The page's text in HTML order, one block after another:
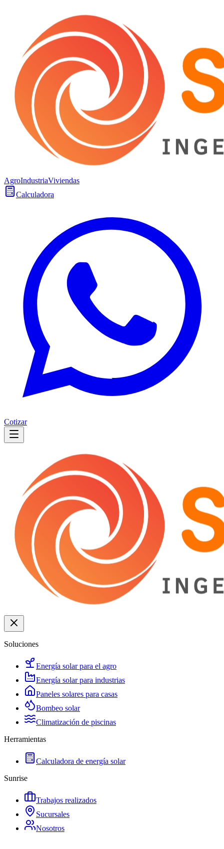
AgroIndustriaViviendas
Calculadora
Cotizar
Soluciones
Energía solar para el agro
Energía solar para industrias
Paneles solares para casas
Bombeo solar
Climatización de piscinas
Herramientas
Calculadora de energía solar
Sunrise
Trabajos realizados
Sucursales
Nosotros